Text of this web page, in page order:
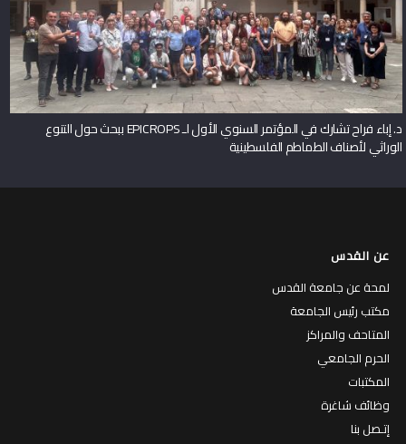
د. إباء فراح تشارك في المؤتمر السنوي الأول لـ EPICROPS ببحث حول التنوع
الوراثي لأصناف الطماطم الفلسطينية
عن القدس
لمحة عن جامعة القدس
مكتب رئيس الجامعة
المتاحف والمراكز
الحرم الجامعي
المكتبات
وظائف شاغرة
إتـصل بنا